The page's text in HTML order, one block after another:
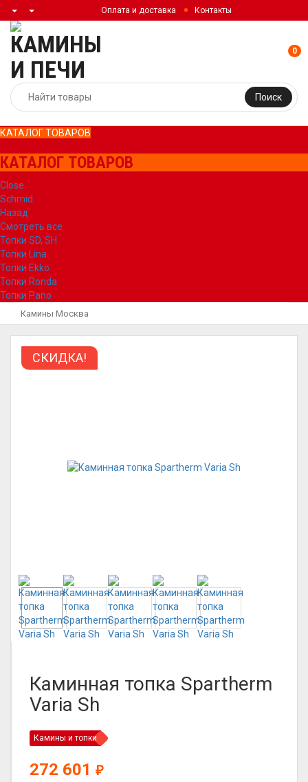
Оплата и доставка Контакты
Поиск
0
КАТАЛОГ ТОВАРОВ
КАТАЛОГ ТОВАРОВ
Close
Schmid
Назад
Смотреть все
Топки SD, SH
Топки Lina
Топки Ekko
Топки Ronda
Топки Pano
Камины Москва
СКИДКА!
Каминная топка Spartherm
Varia Sh
Камины и топки
272 601 ₽